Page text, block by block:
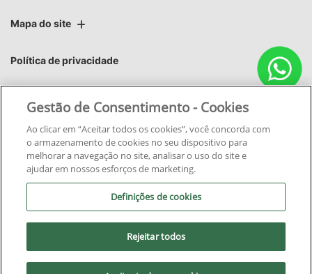
Mapa do site
Política de privacidade
Áster | Áster Máquinas e Soluções Integradas Ltda.
CNPJ: 06.220.403/0003-94
No trânsito, enxergar o outro
Gestão de Consentimento - Cookies
Ao clicar em “Aceitar todos os cookies”, você concorda com
o armazenamento de cookies no seu dispositivo para
melhorar a navegação no site, analisar o uso do site e
ajudar em nossos esforços de marketing.
Definições de cookies
Rejeitar todos